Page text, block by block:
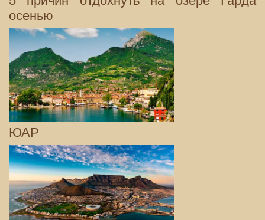
осенью
ЮАР